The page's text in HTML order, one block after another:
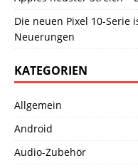
Die neuen Pixel 10-
Neuerungen
KATEGORIEN
Allgemein
Android
Audio-Zubehör